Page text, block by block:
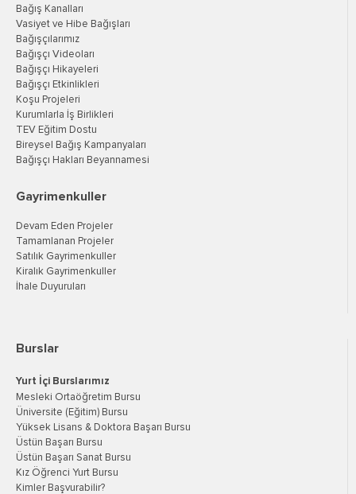
Bağış Kanalları
Vasiyet ve Hibe Bağışları
Bağışçılarımız
Bağışçı Videoları
Bağışçı Hikayeleri
Bağışçı Etkinlikleri
Koşu Projeleri
Kurumlarla İş Birlikleri
TEV Eğitim Dostu
Bireysel Bağış Kampanyaları
Bağışçı Hakları Beyannamesi
Gayrimenkuller
Devam Eden Projeler
Tamamlanan Projeler
Satılık Gayrimenkuller
Kiralık Gayrimenkuller
İhale Duyuruları
Burslar
Yurt İçi Burslarımız
Mesleki Ortaöğretim Bursu
Üniversite (Eğitim) Bursu
Yüksek Lisans & Doktora Başarı Bursu
Üstün Başarı Bursu
Üstün Başarı Sanat Bursu
Kız Öğrenci Yurt Bursu
Kimler Başvurabilir?